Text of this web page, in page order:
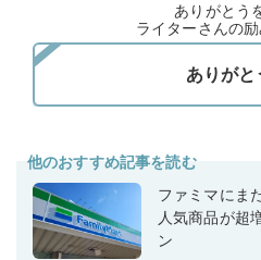
ありがとう
ライターさんの
他のおすすめ記事を読む
ファミマにま
人気商品が超
ン